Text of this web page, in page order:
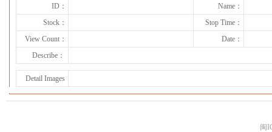
ID：
Name：
Stock：
Stop Time：
View Count：
Date：
Describe：
Detail Images
闽